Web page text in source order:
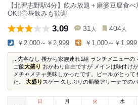
【北習志野駅4分】飲み放題＋麻婆豆腐食
OK!!◎昼飲みも歓迎
3.09 31 人 404 人
￥2,000～￥2,999 ￥1,000～￥1,999
...先客なし 後から家族連れ1組 ランチメニュー
ご飯大盛り おかわり自由ですが メインは味付け
メチャメチャ美味しかったです。ビールがとって
た。 大盛り スゲー 久しぶりの船橋アリーナでの
日
月 火 水